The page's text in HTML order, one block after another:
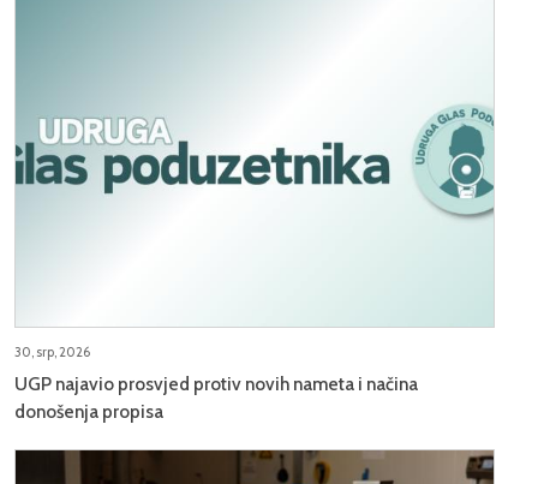
30, srp, 2026
UGP najavio prosvjed protiv novih nameta i načina
donošenja propisa